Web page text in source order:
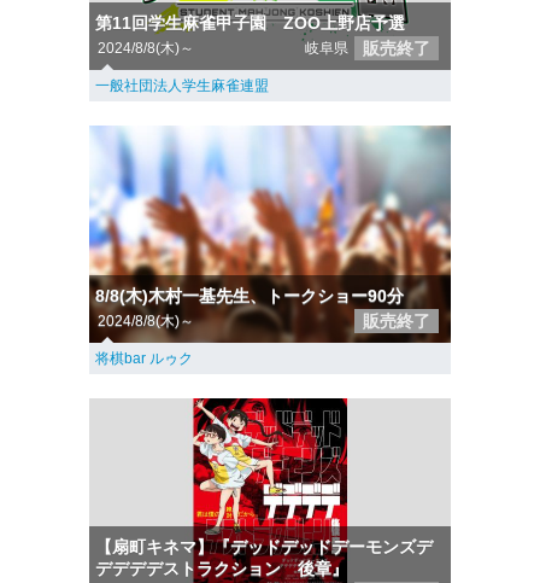
第11回学生麻雀甲子園 ZOO上野店予選
2024/8/8(木)～ 岐阜県 販売終了
一般社団法人学生麻雀連盟
8/8(木)木村一基先生、トークショー90分
2024/8/8(木)～ 販売終了
将棋bar ルゥク
【扇町キネマ】『デッドデッドデーモンズデ
デデデデストラクション 後章』